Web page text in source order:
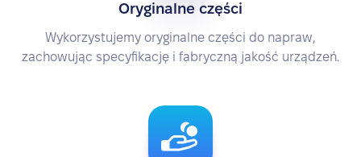
Oryginalne części
Wykorzystujemy oryginalne części do napraw,
zachowując specyfikację i fabryczną jakość urządzeń.